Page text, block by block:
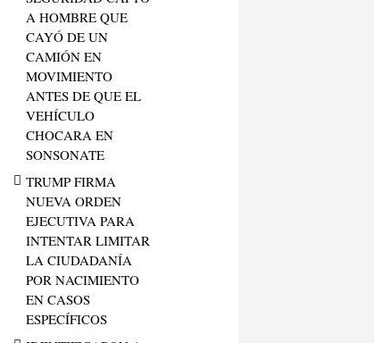
A HOMBRE QUE
CAYÓ DE UN
CAMIÓN EN
MOVIMIENTO
ANTES DE QUE EL
VEHÍCULO
CHOCARA EN
SONSONATE
TRUMP FIRMA
NUEVA ORDEN
EJECUTIVA PARA
INTENTAR LIMITAR
LA CIUDADANÍA
POR NACIMIENTO
EN CASOS
ESPECÍFICOS